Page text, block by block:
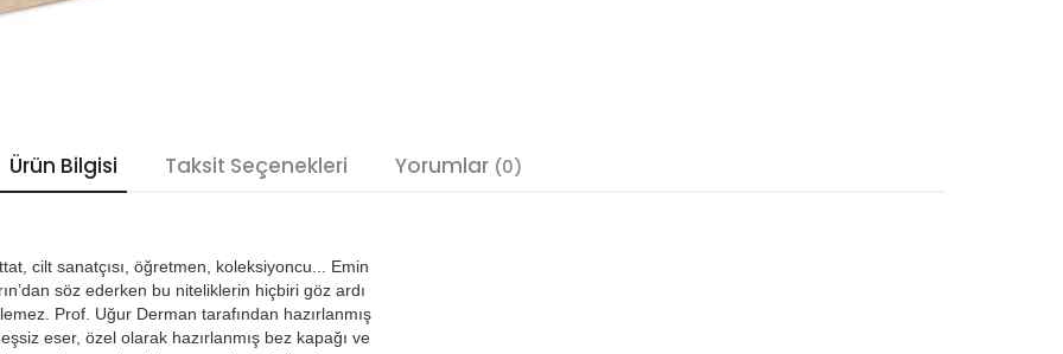
Ürün Bilgisi Taksit Seçenekleri Yorumlar (0)
cilt sanatçısı, öğretmen, koleksiyoncu... Emin
söz ederken bu niteliklerin hiçbiri göz ardı
Prof. Uğur Derman tarafından hazırlanmış
eser, özel olarak hazırlanmış bez kapağı ve